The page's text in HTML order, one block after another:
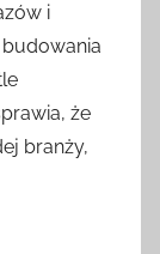
i
że
branży,